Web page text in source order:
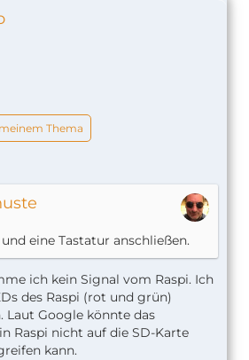
Thema
eine Tastatur anschließen.
ich kein Signal vom Raspi. Ich
des Raspi (rot und grün)
Laut Google könnte das
Raspi nicht auf die SD-Karte
kann.